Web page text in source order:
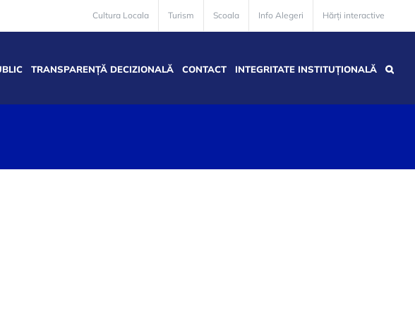
Cultura Locala Turism Scoala Info Alegeri Hărți interactive
TRANSPARENȚĂ DECIZIONALĂ CONTACT INTEGRITATE INSTITUȚIONALĂ